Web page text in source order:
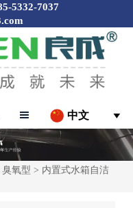
5332-7037
 中文 
臭氧型 > 内置式水箱自洁